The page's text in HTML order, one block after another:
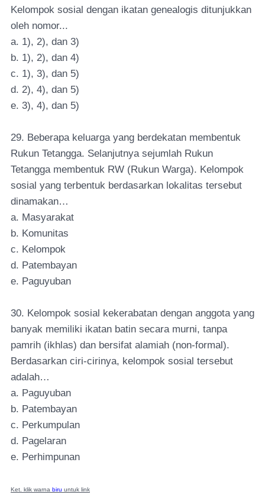
Kelompok sosial dengan ikatan genealogis ditunjukkan
oleh nomor...
a. 1), 2), dan 3)
b. 1), 2), dan 4)
c. 1), 3), dan 5)
d. 2), 4), dan 5)
e. 3), 4), dan 5)
29. Beberapa keluarga yang berdekatan membentuk
Rukun Tetangga. Selanjutnya sejumlah Rukun
Tetangga membentuk RW (Rukun Warga). Kelompok
sosial yang terbentuk berdasarkan lokalitas tersebut
dinamakan…
a. Masyarakat
b. Komunitas
c. Kelompok
d. Patembayan
e. Paguyuban
30. Kelompok sosial kekerabatan dengan anggota yang
banyak memiliki ikatan batin secara murni, tanpa
pamrih (ikhlas) dan bersifat alamiah (non-formal).
Berdasarkan ciri-cirinya, kelompok sosial tersebut
adalah…
a. Paguyuban
b. Patembayan
c. Perkumpulan
d. Pagelaran
e. Perhimpunan
Ket. klik warna biru untuk link